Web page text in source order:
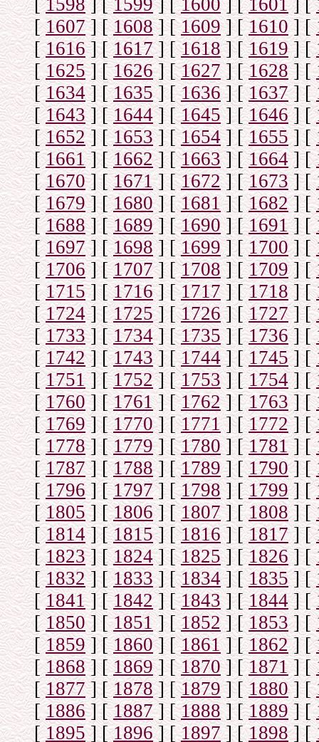
[1598] [1599] [1600] [1601] [
[1607] [1608] [1609] [1610] [
[1616] [1617] [1618] [1619] [
[ 1625] [1626] [1627] [1628] [
[1634] [1635] [1636] [1637] [
[1643] [1644] [1645 ] [1646] [
[1652] [1653] [1654] [1655] [
[1661] [1662] [1663] [1664] [
[1670] [1671] [1672] [1673] [
[1679] [1680] [1681] [1682] [
[1688] [1689] [1690 ] [1691] [
[1697] [1698] [1699] [1700] [
[1706] [1707] [1708] [1709] [
[1715] [1716] [1717] [1718] [
[1724] [1725] [1726] [1727] [
[1733] [1734] [1735] [1736] [
[1742] [1743] [1744] [1745] [
[1751] [1752] [1753] [1754] [
[1760] [1761] [1762] [1763] [
[1769] [1770] [1771] [1772] [
[1778] [1779] [1780] [1781] [
[1787] [1788] [1789] [1790] [
[1796] [1797] [1798 ] [1799] [
[1805] [1806] [1807] [1808] [
[1814] [1815] [1816] [1817] [
[1823] [1824] [1825] [1826] [
[1832] [1833] [1834] [1835] [
[1841] [1842] [1843 ] [1844] [
[1850] [1851] [1852] [1853] [
[1859] [1860] [1861] [1862] [
[1868] [1869] [1870] [1871] [
[1877] [1878] [1879] [1880] [
[1886] [1887] [1888] [1889] [
[1895] [1896] [1897] [1898] [